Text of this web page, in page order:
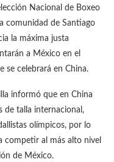
Nacional de Boxeo
comunidad de Santiago
la máxima justa
a México en el
se celebrará en China.
informó que en China
de talla internacional,
olímpicos, por lo
competir al más alto nivel
de México.